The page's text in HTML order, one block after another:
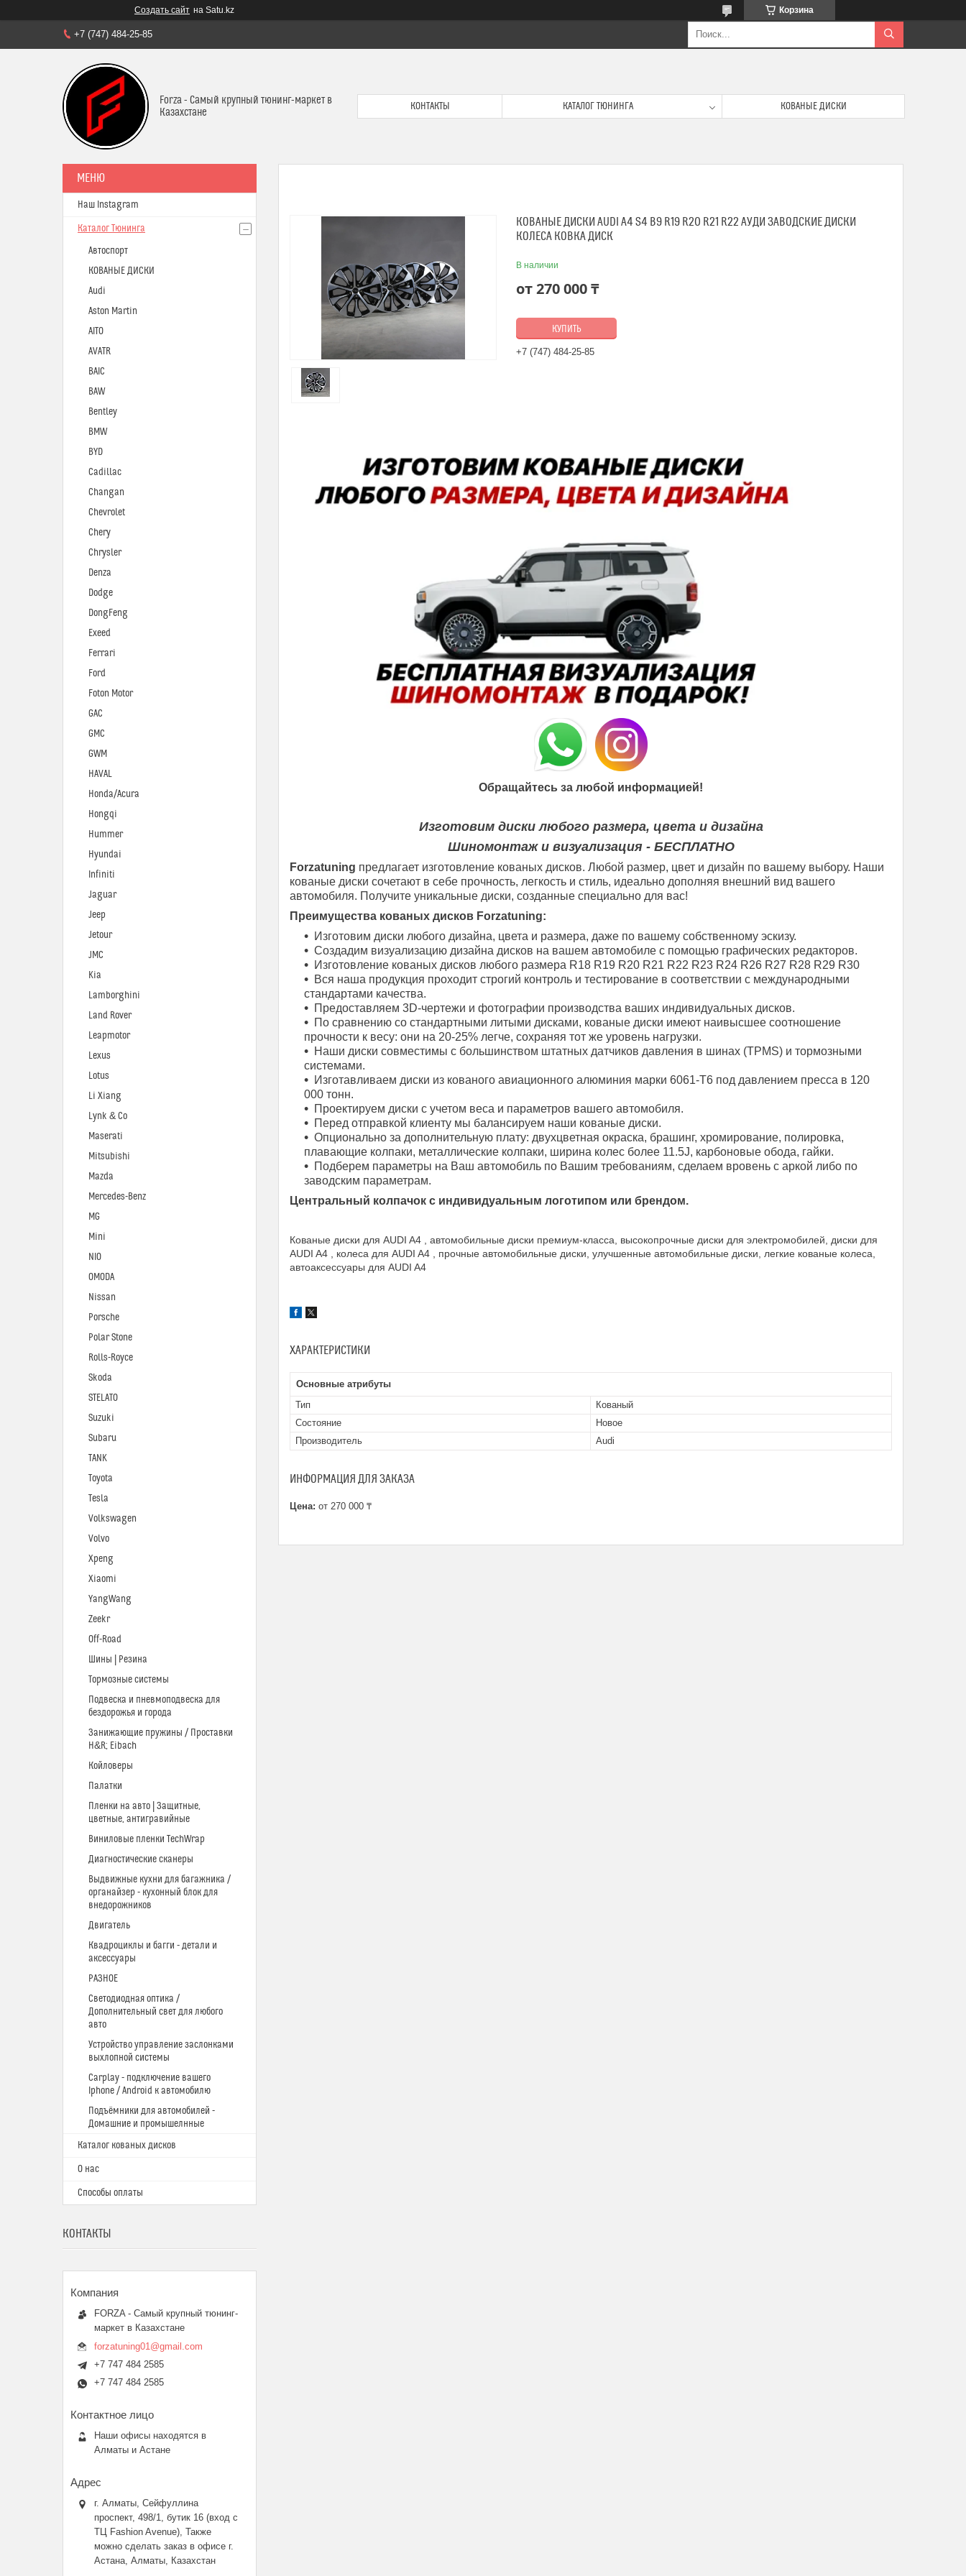
Создать сайт на Satu.kz Корзина
+7 (747) 484-25-85
Forza - Самый крупный тюнинг-маркет в
Казахстане
КОНТАКТЫ КАТАЛОГ ТЮНИНГА КОВАНЫЕ ДИСКИ
КОВАНЫЕ ДИСКИ AUDI A4 S4 B9 R19 R20 R21 R22 АУДИ ЗАВОДСКИЕ ДИСКИ
КОЛЕСА КОВКА ДИСК
В наличии
от270 000 ₸
КУПИТЬ
+7 (747) 484-25-85
Обращайтесь за любой информацией!
Изготовим диски любого размера, цвета и дизайна
Шиномонтаж и визуализация - БЕСПЛАТНО
Forzatuning предлагает изготовление кованых дисков. Любой размер, цвет и дизайн по вашему выбору. Наши
кованые диски сочетают в себе прочность, легкость и стиль, идеально дополняя внешний вид вашего
автомобиля. Получите уникальные диски, созданные специально для вас!
Преимущества кованых дисков Forzatuning:
Изготовим диски любого дизайна, цвета и размера, даже по вашему собственному эскизу.
Создадим визуализацию дизайна дисков на вашем автомобиле с помощью графических редакторов.
Изготовление кованых дисков любого размера R18 R19 R20 R21 R22 R23 R24 R26 R27 R28 R29 R30
Вся наша продукция проходит строгий контроль и тестирование в соответствии с международными
стандартами качества.
Предоставляем 3D-чертежи и фотографии производства ваших индивидуальных дисков.
По сравнению со стандартными литыми дисками, кованые диски имеют наивысшее соотношение
прочности к весу: они на 20-25% легче, сохраняя тот же уровень нагрузки.
Наши диски совместимы с большинством штатных датчиков давления в шинах (TPMS) и тормозными
системами.
Изготавливаем диски из кованого авиационного алюминия марки 6061-T6 под давлением пресса в 120
000 тонн.
Проектируем диски с учетом веса и параметров вашего автомобиля.
Перед отправкой клиенту мы балансируем наши кованые диски.
Опционально за дополнительную плату: двухцветная окраска, брашинг, хромирование, полировка,
плавающие колпаки, металлические колпаки, ширина колес более 11.5J, карбоновые обода, гайки.
Подберем параметры на Ваш автомобиль по Вашим требованиям, сделаем вровень с аркой либо по
заводским параметрам.
Центральный колпачок с индивидуальным логотипом или брендом.
Кованые диски для AUDI A4 , автомобильные диски премиум-класса, высокопрочные диски для электромобилей, диски для
AUDI A4 , колеса для AUDI A4 , прочные автомобильные диски, улучшенные автомобильные диски, легкие кованые колеса,
автоаксессуары для AUDI A4
ХАРАКТЕРИСТИКИ
Основные атрибуты
Тип
Кованый
Состояние
Новое
Производитель
Audi
ИНФОРМАЦИЯ ДЛЯ ЗАКАЗА
Цена: от 270 000 ₸
Наш Instagram
Каталог Тюнинга
Автоспорт
КОВАНЫЕ ДИСКИ
Audi
Aston Martin
AITO
AVATR
BAIC
BAW
Bentley
BMW
BYD
Cadillac
Changan
Chevrolet
Chery
Chrysler
Denza
Dodge
DongFeng
Exeed
Ferrari
Ford
Foton Motor
GAC
GMC
GWM
HAVAL
Honda/Acura
Hongqi
Hummer
Hyundai
Infiniti
Jaguar
Jeep
Jetour
JMC
Kia
Lamborghini
Land Rover
Leapmotor
Lexus
Lotus
Li Xiang
Lynk & Co
Maserati
Mitsubishi
Mazda
Mercedes-Benz
MG
Mini
NIO
OMODA
Nissan
Porsche
Polar Stone
Rolls-Royce
Skoda
STELATO
Suzuki
Subaru
TANK
Toyota
Tesla
Volkswagen
Volvo
Xpeng
Xiaomi
YangWang
Zeekr
Off-Road
Шины | Резина
Тормозные системы
Подвеска и пневмоподвеска для
бездорожья и города
Занижающие пружины / Проставки
H&R; Eibach
Койловеры
Палатки
Пленки на авто | Защитные,
цветные, антигравийные
Виниловые пленки TechWrap
Диагностические сканеры
Выдвижные кухни для багажника /
органайзер - кухонный блок для
внедорожников
Двигатель
Квадроциклы и багги - детали и
аксессуары
РАЗНОЕ
Светодиодная оптика /
Дополнительный свет для любого
авто
Устройство управление заслонками
выхлопной системы
Carplay - подключение вашего
Iphone / Android к автомобилю
Подъёмники для автомобилей -
Домашние и промышелнные
Каталог кованых дисков
О нас
Способы оплаты
КОНТАКТЫ
FORZA - Самый крупный тюнинг-
маркет в Казахстане
forzatuning01@gmail.com
+7 747 484 2585
+7 747 484 2585
Наши офисы находятся в
Алматы и Астане
г. Алматы, Сейфуллина
проспект, 498/1, бутик 16 (вход с
ТЦ Fashion Avenue), Также
можно сделать заказ в офисе г.
Астана, Алматы, Казахстан